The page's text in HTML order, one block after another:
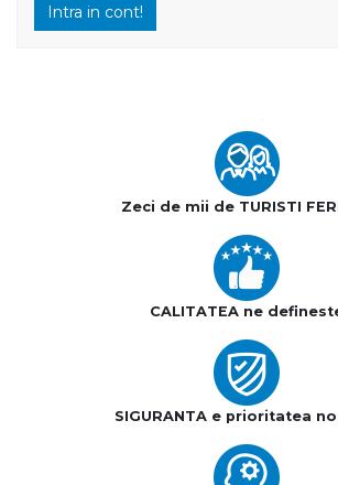
Intra in cont!
Zeci de mii de TURISTI
CALITATEA ne
SIGURANTA e prioritatea